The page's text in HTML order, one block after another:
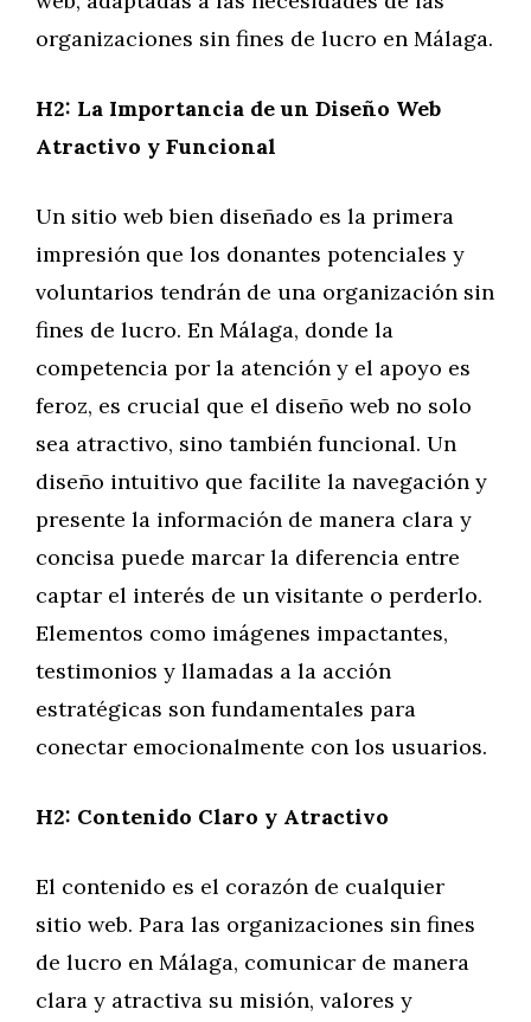
organizaciones sin fines de lucro en Málaga.
H2: La Importancia de un Diseño Web
Atractivo y Funcional
Un sitio web bien diseñado es la primera
impresión que los donantes potenciales y
voluntarios tendrán de una organización sin
fines de lucro. En Málaga, donde la
competencia por la atención y el apoyo es
feroz, es crucial que el diseño web no solo
sea atractivo, sino también funcional. Un
diseño intuitivo que facilite la navegación y
presente la información de manera clara y
concisa puede marcar la diferencia entre
captar el interés de un visitante o perderlo.
Elementos como imágenes impactantes,
testimonios y llamadas a la acción
estratégicas son fundamentales para
conectar emocionalmente con los usuarios.
H2: Contenido Claro y Atractivo
El contenido es el corazón de cualquier
sitio web. Para las organizaciones sin fines
de lucro en Málaga, comunicar de manera
clara y atractiva su misión, valores y